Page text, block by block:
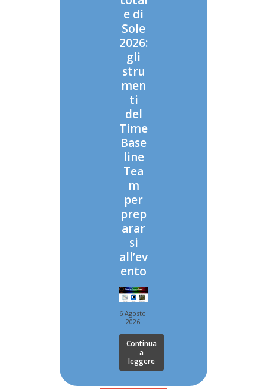
e di
Sole
2026:
gli
stru
men
ti
del
Time
Base
line
Tea
m
per
prep
arar
si
all’ev
ento
6 Agosto
2026
Continua
a
leggere